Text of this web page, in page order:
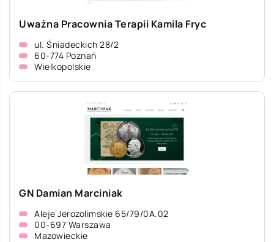
Uważna Pracownia Terapii Kamila Fryc
ul. Śniadeckich 28/2
60-774 Poznań
Wielkopolskie
GN Damian Marciniak
Aleje Jerozolimskie 65/79/0A.02
00-697 Warszawa
Mazowieckie